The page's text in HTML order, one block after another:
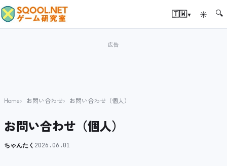
🇹🇼▾ ☀ 🔍
Home お問い合わせ お問い合わせ（個人）
お問い合わせ（個人）
ちゃんたく 2026.06.01